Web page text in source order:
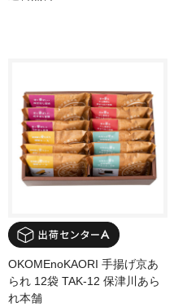
OKOMEnoKAORI 手揚げ京あ
られ 12袋 TAK-12 保津川あら
れ本舗